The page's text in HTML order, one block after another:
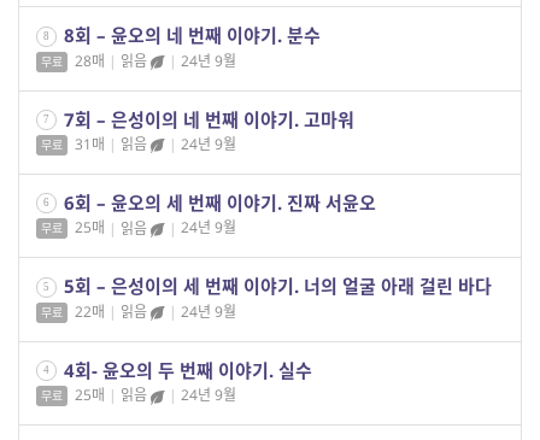
8 8회 – 윤오의 네 번째 이야기. 분수
무료 28매 | 읽음 | 24년 9월
7 7회 – 은성이의 네 번째 이야기. 고마워
무료 31매 | 읽음 | 24년 9월
6 6회 – 윤오의 세 번째 이야기. 진짜 서윤오
무료 25매 | 읽음 | 24년 9월
5 5회 – 은성이의 세 번째 이야기. 너의 얼굴 아래 걸린 바다
무료 22매 | 읽음 | 24년 9월
4 4회- 윤오의 두 번째 이야기. 실수
무료 25매 | 읽음 | 24년 9월